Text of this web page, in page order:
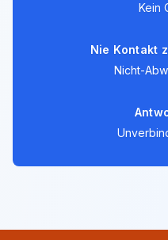
Kein
Nie Kontakt
Nicht-